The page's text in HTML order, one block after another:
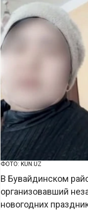
ФОТО: KUN.UZ
В Бувайдинском
организовавший
новогодних